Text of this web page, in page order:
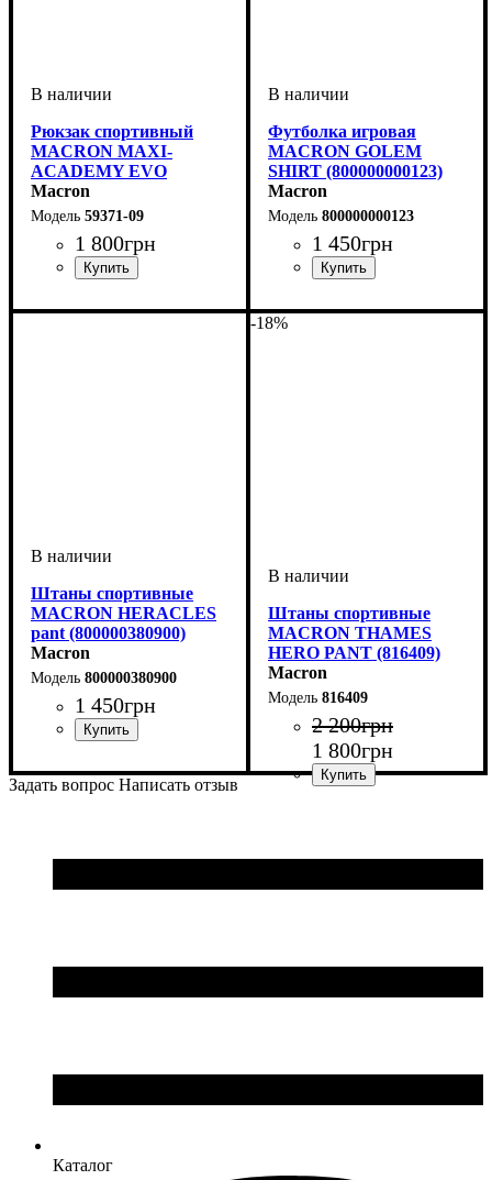
Рюкзак спортивный
MACRON MAXI-
ACADEMY EVO
(5937109)
Macron
59371-09
1 800грн
Футболка игровая
MACRON GOLEM
SHIRT (800000000123)
Macron
800000000123
1 450грн
Мужской
Штаны спортивные
MACRON HERACLES
pant (800000380900)
Macron
800000380900
1 450грн
-18%
Штаны спортивные
MACRON THAMES
HERO PANT (816409)
Macron
816409
2 200грн
1 800грн
Задать вопрос Написать отзыв
Каталог